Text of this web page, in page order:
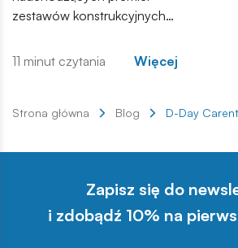
zestawów konstrukcyjnych
znajdują się zarówno
kontynuacje popularnych
modele, które trafią do
tygodniach. Zachęcamy do
materiałami produktowymi.
11 minut czytania Więcej
Strona główna Blog D-Day
Zapisz się do
i zdobądź 10% na